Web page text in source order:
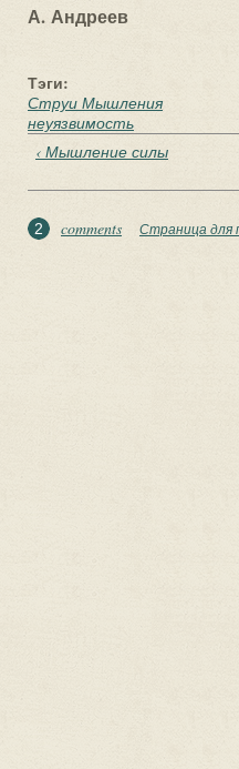
А. Андреев
Тэги:
Струи Мышления
неуязвимость
‹ Мышление силы
2 comments Страница для